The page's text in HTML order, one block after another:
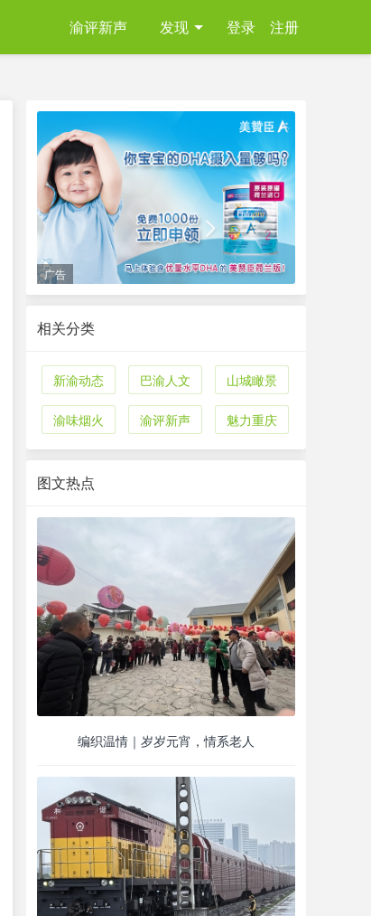
渝评新声 发现 登录 注册
广告
相关分类
新渝动态 巴渝人文 山城瞰景
渝味烟火 渝评新声 魅力重庆
图文热点
编织温情｜岁岁元宵，情系老人